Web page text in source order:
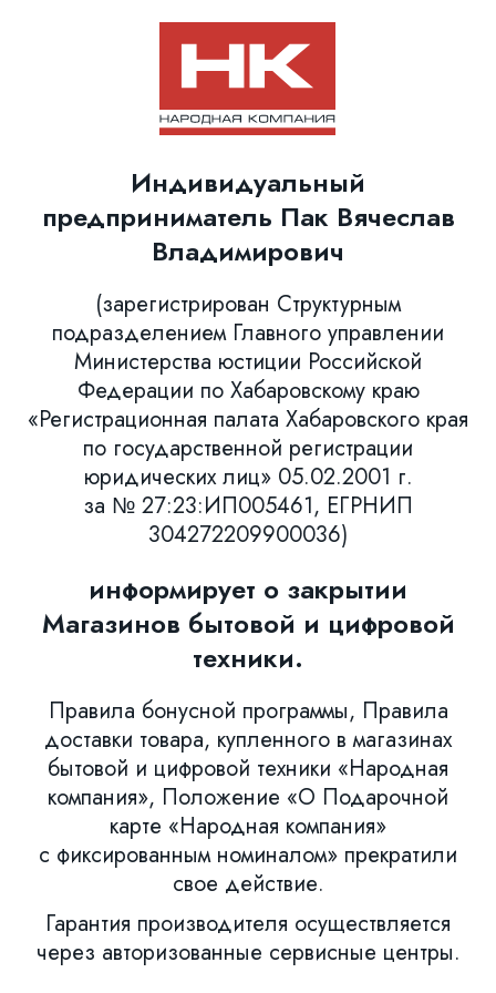
Индивидуальный
предприниматель Пак Вячеслав
Владимирович
(зарегистрирован Структурным
подразделением Главного управлении
Министерства юстиции Российской
Федерации по Хабаровскому краю
«Регистрационная палата Хабаровского края
по государственной регистрации
юридических лиц» 05.02.2001 г.
за № 27:23:ИП005461, ЕГРНИП
304272209900036)
информирует о закрытии
Магазинов бытовой и цифровой
техники.
Правила бонусной программы, Правила
доставки товара, купленного в магазинах
бытовой и цифровой техники «Народная
компания», Положение «О Подарочной
карте «Народная компания»
с фиксированным номиналом» прекратили
свое действие.
Гарантия производителя осуществляется
через авторизованные сервисные центры.